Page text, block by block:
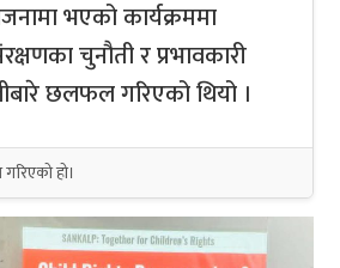
भएको कार्यक्रममा
चुनौती र प्रभावकारी
छलफल गरिएको थियो ।
गरिएको हो।